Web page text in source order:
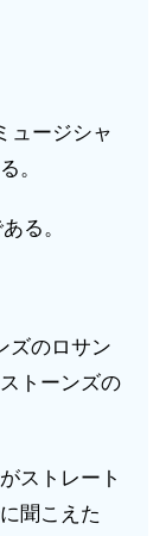
ュージシャ
。
る。
ズのロサン
トーンズの
ストレート
聞こえた